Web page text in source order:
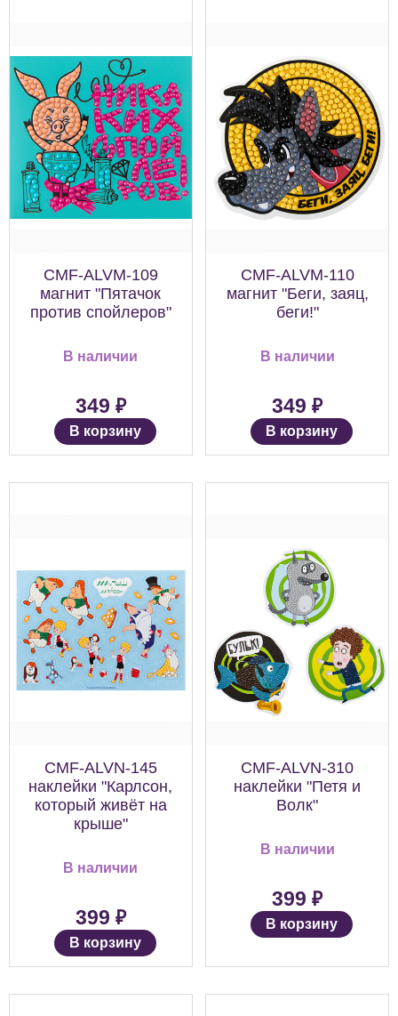
CMF-ALVM-109
магнит "Пятачок
против спойлеров"
В наличии
349 ₽
В корзину
CMF-ALVM-110
магнит "Беги, заяц,
беги!"
В наличии
349 ₽
В корзину
CMF-ALVN-145
наклейки "Карлсон,
который живёт на
крыше"
В наличии
399 ₽
В корзину
CMF-ALVN-310
наклейки "Петя и
Волк"
В наличии
399 ₽
В корзину